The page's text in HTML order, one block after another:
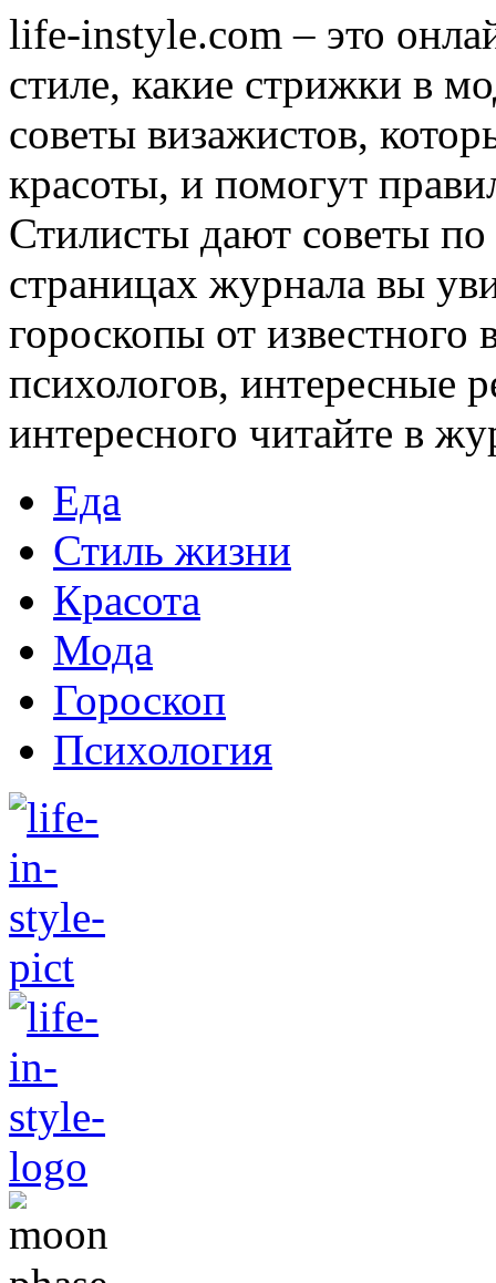
life-instyle.com – это
стиле, какие стрижки в
советы визажистов,
красоты, и помогут
Стилисты дают советы
страницах журнала вы
гороскопы от известного
психологов, интересные
интересного читайте в
Еда
Стиль жизни
Красота
Мода
Гороскоп
Психология